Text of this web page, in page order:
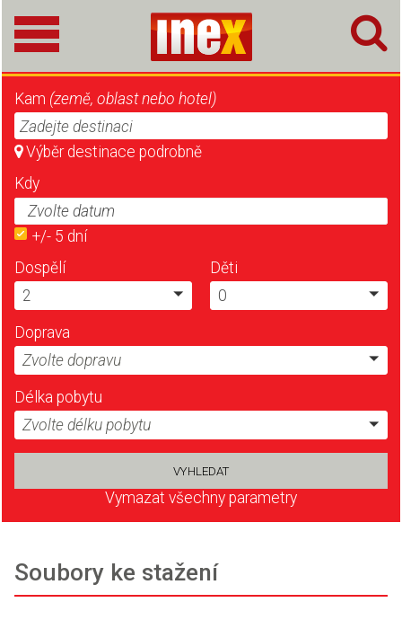
Kam (země, oblast nebo hotel)
Zadejte destinaci
Výběr destinace podrobně
Kdy
+/- 5 dní
Dospělí
2
Děti
0
Doprava
Zvolte dopravu
Délka pobytu
Zvolte délku pobytu
Vymazat všechny parametry
Soubory ke stažení